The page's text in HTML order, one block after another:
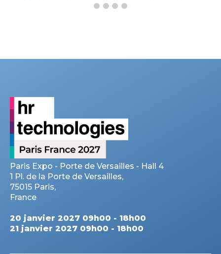
Paris Expo - Porte de Versailles - Hall 4
1 Pl. de la Porte de Versailles,
75015 Paris,
France
20 janvier 2027 09h00 - 18h00
21 janvier 2027 09h00 - 18h00